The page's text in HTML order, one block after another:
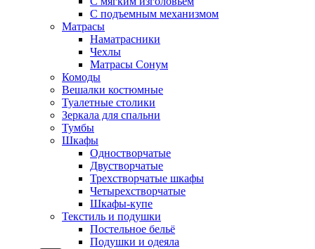
С подъемным механизмом
Матрасы
Наматрасники
Чехлы
Матрасы Сонум
Комоды
Вешалки костюмные
Туалетные столики
Зеркала для спальни
Тумбы
Шкафы
Одностворчатые
Двустворчатые
Трехстворчатые шкафы
Четырехстворчатые
Шкафы-купе
Текстиль и подушки
Постельное бельё
Подушки и одеяла